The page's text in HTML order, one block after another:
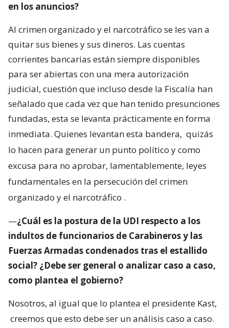
en los anuncios?
Al crimen organizado y el narcotráfico se les van a
quitar sus bienes y sus dineros. Las cuentas
corrientes bancarias están siempre disponibles
para ser abiertas con una mera autorización
judicial, cuestión que incluso desde la Fiscalía han
señalado que cada vez que han tenido presunciones
fundadas, esta se levanta prácticamente en forma
inmediata. Quienes levantan esta bandera, quizás
lo hacen para generar un punto político y como
excusa para no aprobar, lamentablemente, leyes
fundamentales en la persecución del crimen
organizado y el narcotráfico .
—¿Cuál es la postura de la UDI respecto a los
indultos de funcionarios de Carabineros y las
Fuerzas Armadas condenados tras el estallido
social? ¿Debe ser general o analizar caso a caso,
como plantea el gobierno?
Nosotros, al igual que lo plantea el presidente Kast,
creemos que esto debe ser un análisis caso a caso.